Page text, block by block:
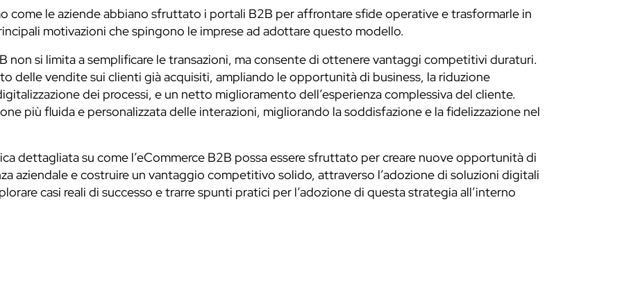
come le aziende abbiano sfruttato i portali B2B per affrontare sfide operative e trasformarle in
motivazioni che spingono le imprese ad adottare questo modello.
non si limita a semplificare le transazioni, ma consente di ottenere vantaggi competitivi duraturi.
delle vendite sui clienti già acquisiti, ampliando le opportunità di business, la riduzione
dei processi, e un netto miglioramento dell’esperienza complessiva del cliente.
più fluida e personalizzata delle interazioni, migliorando la soddisfazione e la fidelizzazione nel
dettagliata su come l’eCommerce B2B possa essere sfruttato per creare nuove opportunità di
aziendale e costruire un vantaggio competitivo solido, attraverso l’adozione di soluzioni digitali
casi reali di successo e trarre spunti pratici per l’adozione di questa strategia all’interno